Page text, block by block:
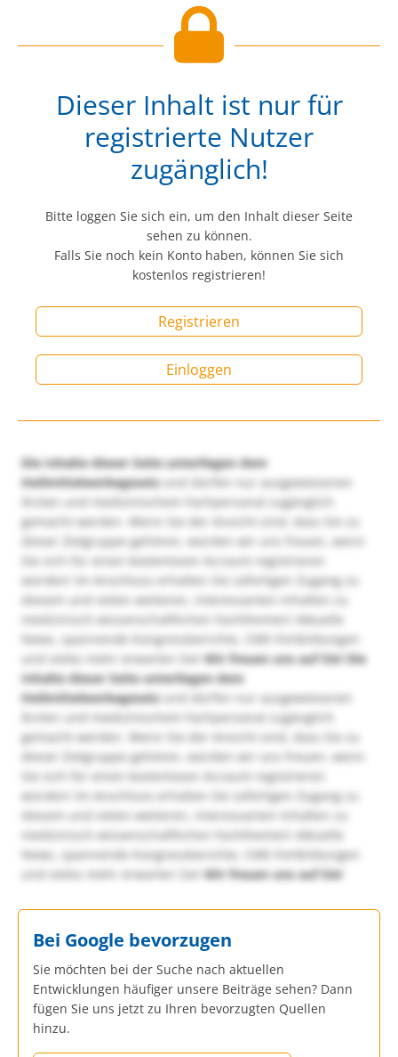
Dieser Inhalt ist nur für
registrierte Nutzer
zugänglich!
Bitte loggen Sie sich ein, um den Inhalt dieser Seite
sehen zu können.
Falls Sie noch kein Konto haben, können Sie sich
kostenlos registrieren!
Registrieren
Einloggen
Die Inhalte dieser Seite unterliegen dem
Heilmittelwerbegesetzund dürfen nur ausgewiesenen
Ärzten und medizinischem Fachpersonal zugänglich
gemacht werden. Wenn Sie der Ansicht sind, dass Sie zu
dieser Zielgruppe gehören, würden wir uns freuen, wenn
Sie sich für einen kostenlosen Account registrieren
würden! Im Anschluss erhalten Sie sofortigen Zugang zu
diesem und vielen weiteren, interessanten Inhalten zu
medizinisch-wissenschaftlichen Fachthemen! Aktuelle
News, spannende Kongressberichte, CME-Fortbildungen
und vieles mehr erwarten Sie!Wir freuen uns auf Sie! Die
Inhalte dieser Seite unterliegen dem
Heilmittelwerbegesetzund dürfen nur ausgewiesenen
Ärzten und medizinischem Fachpersonal zugänglich
gemacht werden. Wenn Sie der Ansicht sind, dass Sie zu
dieser Zielgruppe gehören, würden wir uns freuen, wenn
Sie sich für einen kostenlosen Account registrieren
würden! Im Anschluss erhalten Sie sofortigen Zugang zu
diesem und vielen weiteren, interessanten Inhalten zu
medizinisch-wissenschaftlichen Fachthemen! Aktuelle
News, spannende Kongressberichte, CME-Fortbildungen
und vieles mehr erwarten Sie!Wir freuen uns auf Sie!
Bei Google bevorzugen
Sie möchten bei der Suche nach aktuellen
Entwicklungen häufiger unsere Beiträge sehen? Dann
fügen Sie uns jetzt zu Ihren bevorzugten Quellen
hinzu.